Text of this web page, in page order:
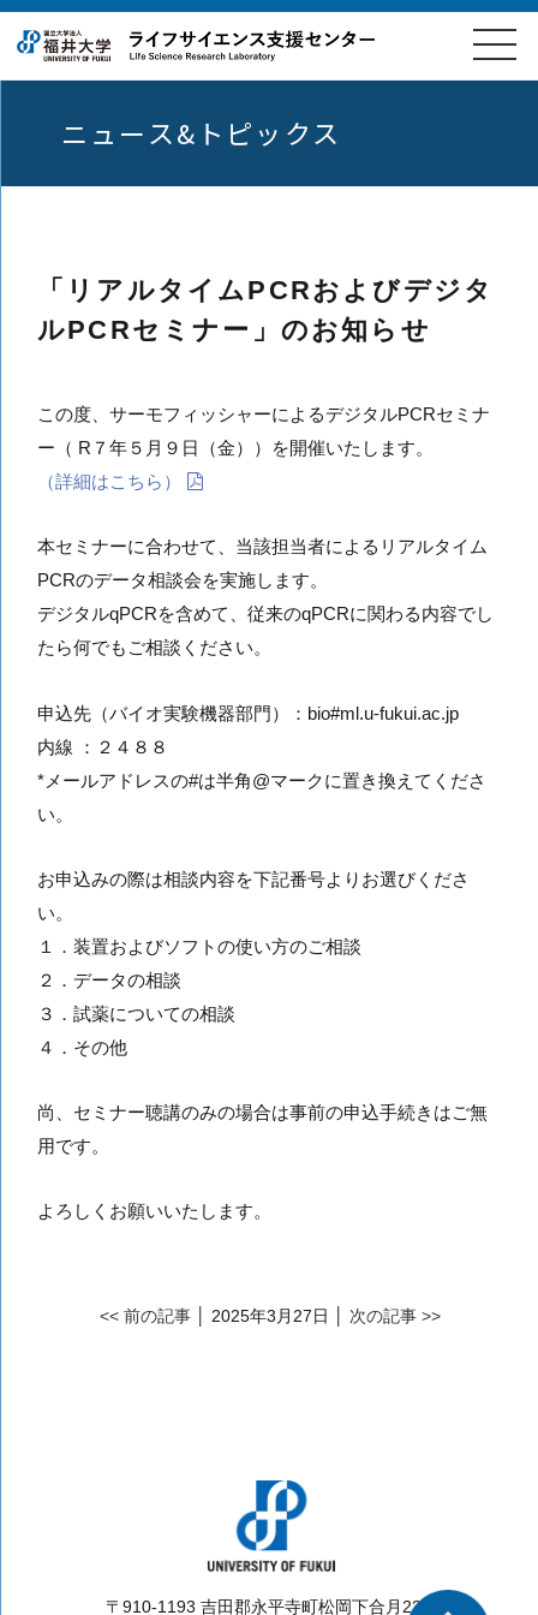
ニュース&トピックス
「リアルタイムPCRおよびデジタ
ルPCRセミナー」のお知らせ
この度、サーモフィッシャーによるデジタルPCRセミナ
ー（ R７年５月９日（金））を開催いたします。
（詳細はこちら）
本セミナーに合わせて、当該担当者によるリアルタイム
PCRのデータ相談会を実施します。
デジタルqPCRを含めて、従来のqPCRに関わる内容でし
たら何でもご相談ください。
申込先（バイオ実験機器部門）：bio#ml.u-fukui.ac.jp
内線 ：２４８８
*メールアドレスの#は半角@マークに置き換えてくださ
い。
お申込みの際は相談内容を下記番号よりお選びくださ
い。
１．装置およびソフトの使い方のご相談
２．データの相談
３．試薬についての相談
４．その他
尚、セミナー聴講のみの場合は事前の申込手続きはご無
用です。
よろしくお願いいたします。
<< 前の記事│ 2025年3月27日 │ 次の記事 >>
〒910-1193 吉田郡永平寺町松岡下合月23-3